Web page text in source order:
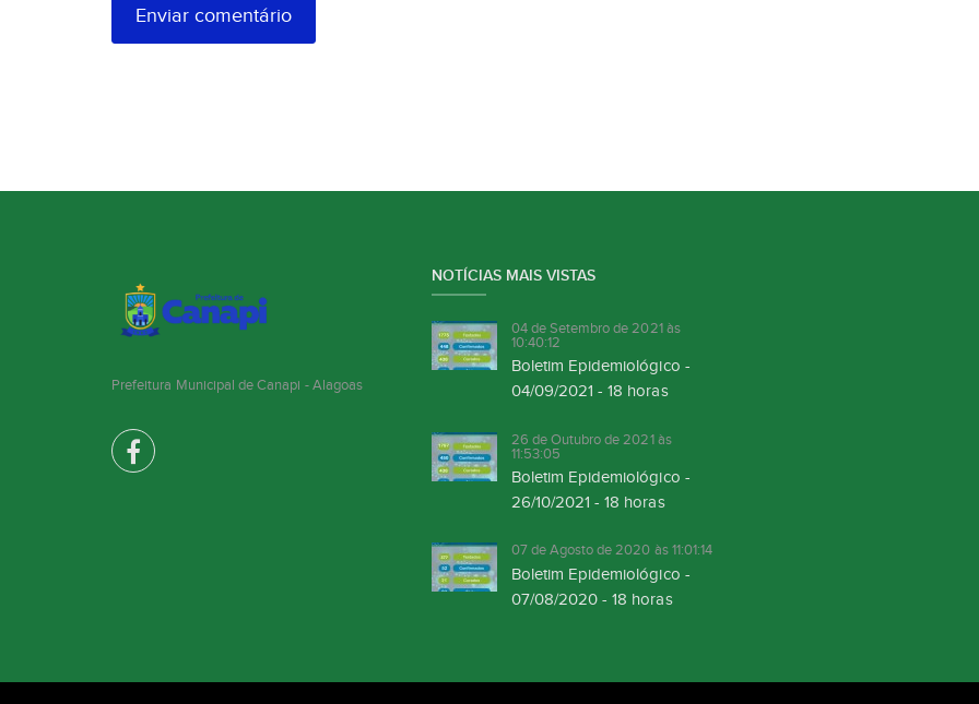
Prefeitura Municipal de Canapi - Alagoas
NOTÍCIAS MAIS VISTAS
04 de Setembro de 2021 às
10:40:12
Boletim Epidemiológico -
04/09/2021 - 18 horas
26 de Outubro de 2021 às
11:53:05
Boletim Epidemiológico -
26/10/2021 - 18 horas
07 de Agosto de 2020 às 11:01:14
Boletim Epidemiológico -
07/08/2020 - 18 horas